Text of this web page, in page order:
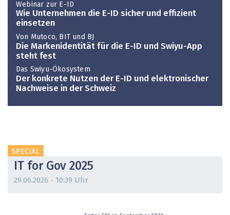
Webinar zur E-ID
Wie Unternehmen die E-ID sicher und effizient
einsetzen
Von Mutoco, BIT und BJ
Die Markenidentität für die E-ID und Swiyu-App
steht fest
Das Swiyu-Ökosystem
Der konkrete Nutzen der E-ID und elektronischer
Nachweise in der Schweiz
SPECIAL
IT for Gov 2025
29.06.2026 - 10:39 Uhr